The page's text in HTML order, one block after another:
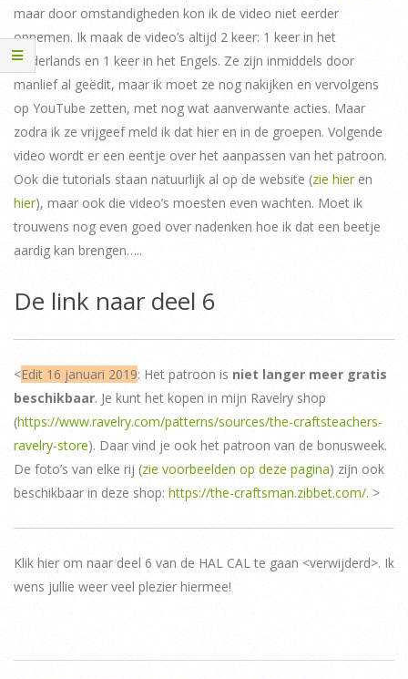
maar door omstandigheden kon ik de video niet eerder
opnemen. Ik maak de video’s altijd 2 keer: 1 keer in het
Nederlands en 1 keer in het Engels. Ze zijn inmiddels door
manlief al geëdit, maar ik moet ze nog nakijken en vervolgens
op YouTube zetten, met nog wat aanverwante acties. Maar
zodra ik ze vrijgeef meld ik dat hier en in de groepen. Volgende
video wordt er een eentje over het aanpassen van het patroon.
Ook die tutorials staan natuurlijk al op de website (zie hier en
hier), maar ook die video’s moesten even wachten. Moet ik
trouwens nog even goed over nadenken hoe ik dat een beetje
aardig kan brengen…..
De link naar deel 6
<Edit 16 januari 2019: Het patroon is niet langer meer gratis
beschikbaar. Je kunt het kopen in mijn Ravelry shop
(https://www.ravelry.com/patterns/sources/the-craftsteachers-
ravelry-store). Daar vind je ook het patroon van de bonusweek.
De foto’s van elke rij (zie voorbeelden op deze pagina) zijn ook
beschikbaar in deze shop: https://the-craftsman.zibbet.com/. >
Klik hier om naar deel 6 van de HAL CAL te gaan <verwijderd>. Ik
wens jullie weer veel plezier hiermee!